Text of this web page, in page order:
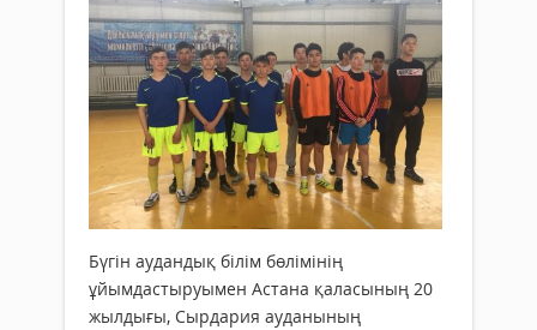
Бүгін аудандық білім бөлімінің
ұйымдастыруымен Астана қаласының 20
жылдығы, Сырдария ауданының